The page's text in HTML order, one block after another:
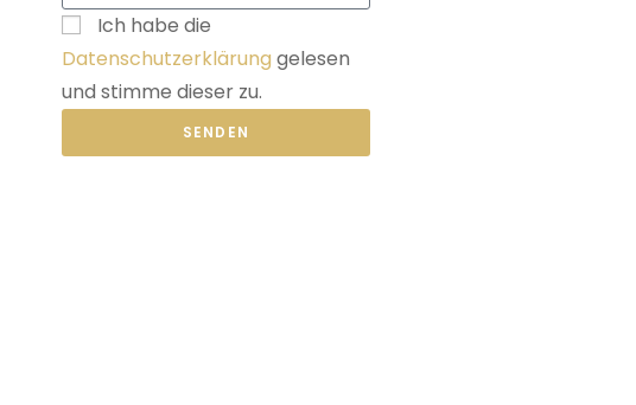
Ich habe die
Datenschutzerklärung gelesen
und stimme dieser zu.
SENDEN